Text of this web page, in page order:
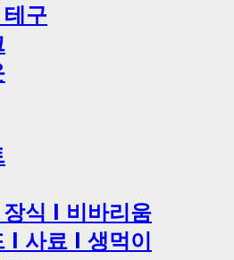
구
식 l 비바리움
l 사료 l 생먹이